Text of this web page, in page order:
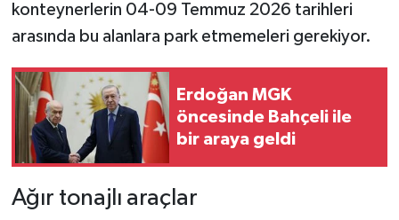
konteynerlerin 04-09 Temmuz 2026 tarihleri
arasında bu alanlara park etmemeleri gerekiyor.
Erdoğan MGK
öncesinde Bahçeli ile
bir araya geldi
Ağır tonajlı araçlar